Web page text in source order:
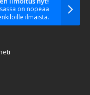
on nopeaa
ilmaista.